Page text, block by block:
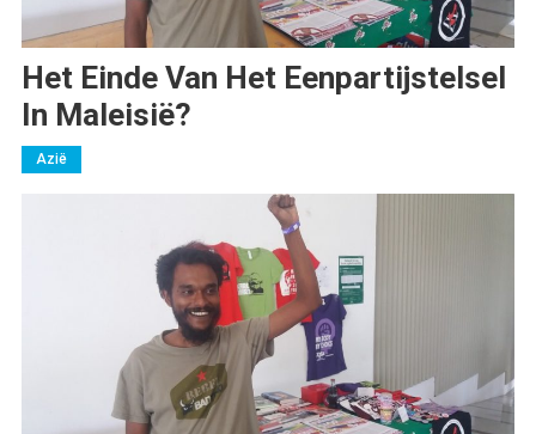
Het Einde Van Het Eenpartijstelsel
In Maleisië?
Azië